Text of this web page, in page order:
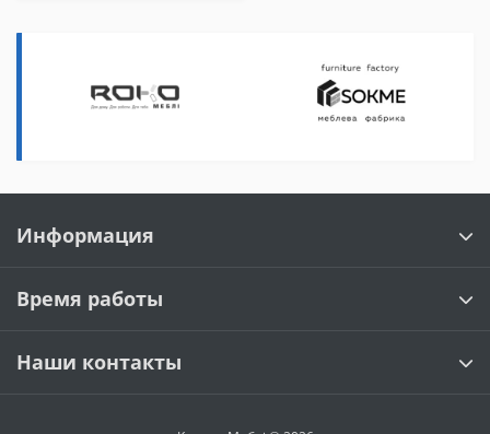
Информация
Время работы
Наши контакты